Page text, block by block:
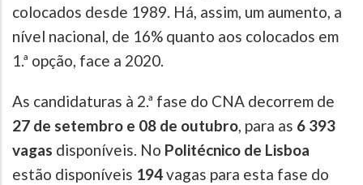
colocados desde 1989. Há, assim, um aumento, a
nível nacional, de 16% quanto aos colocados em
1.ª opção, face a 2020.
As candidaturas à 2.ª fase do CNA decorrem de
27 de setembro e 08 de outubro, para as 6 393
vagas disponíveis. No Politécnico de Lisboa
estão disponíveis 194vagas para esta fase do